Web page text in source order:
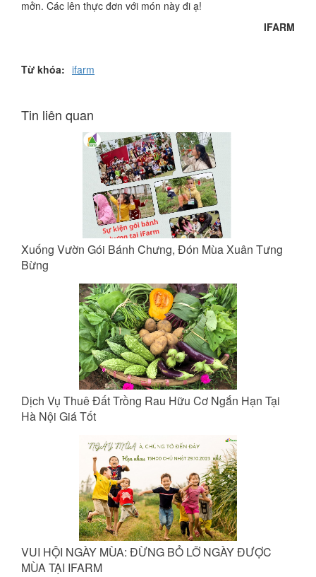
mởn. Các lên thực đơn với món này đi ạ!
IFARM
Từ khóa: ifarm
Tin liên quan
Xuống Vườn Gói Bánh Chưng, Đón Mùa Xuân Tưng
Bừng
Dịch Vụ Thuê Đất Trồng Rau Hữu Cơ Ngắn Hạn Tại
Hà Nội Giá Tốt
VUI HỘI NGÀY MÙA: ĐỪNG BỎ LỠ NGÀY ĐƯỢC
MÙA TẠI IFARM